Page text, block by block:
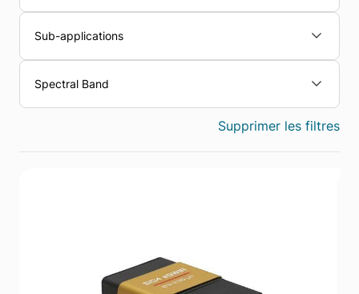
Sub-applications
Spectral Band
Supprimer les filtres